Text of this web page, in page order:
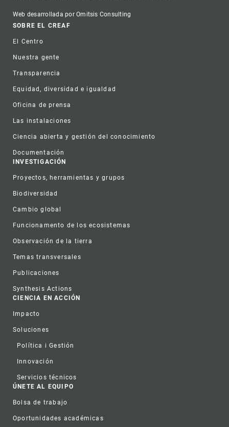
Web desarrollada por Omitsis Consulting
Footer
SOBRE EL CREAF
El Centro
Nuestra gente
Transparencia
Equidad, diversidad e igualdad
Oficina de prensa
Las instalaciones
Ciencia abierta y gestión del conocimiento
Documentación
INVESTIGACIÓN
Proyectos, herramientas y grupos
Biodiversidad
Cambio global
Funcionamento de los ecosistemas
Observación de la tierra
Temas transversales
Publicaciones
Synthesis Actions
CIENCIA EN ACCIÓN
Impacto
Soluciones
Política i Gestión
Innovación
Servicios técnicos
ÚNETE AL EQUIPO
Bolsa de trabajo
Oportunidades académicas